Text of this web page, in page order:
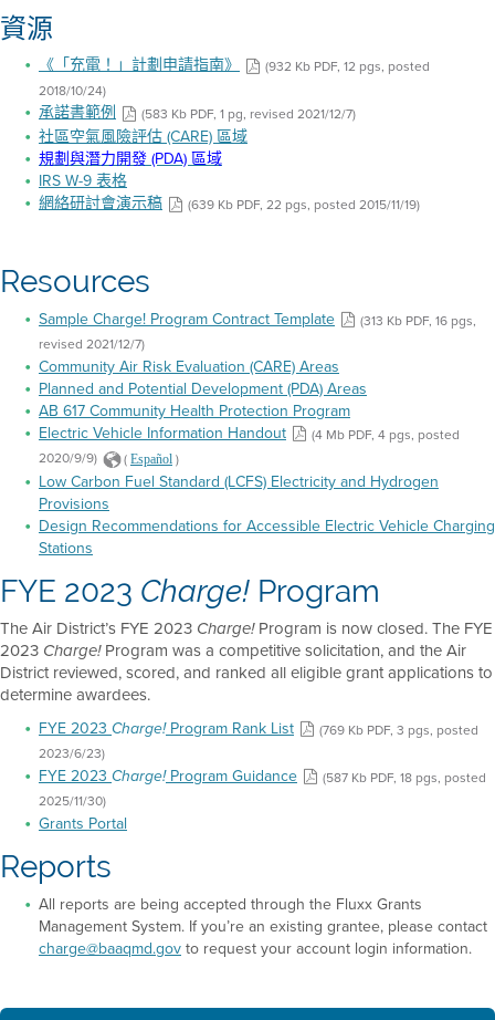
資源
《「充電！」計劃申請指南》
(932 Kb PDF, 12 pgs, posted
2018/10/24)
承諾書範例 (583 Kb PDF, 1 pg, revised 2021/12/7)
社區空氣風險評估 (CARE) 區域
規劃與潛力開發 (PDA) 區域
IRS W-9 表格
網絡研討會演示稿
(639 Kb PDF, 22 pgs, posted 2015/11/19)
Resources
Sample Charge! Program Contract Template
(313 Kb PDF, 16 pgs,
revised 2021/12/7)
Community Air Risk Evaluation (CARE) Areas
Planned and Potential Development (PDA) Areas
AB 617 Community Health Protection Program
Electric Vehicle Information Handout
(4 Mb PDF, 4 pgs, posted
2020/9/9)
( Español )
Low Carbon Fuel Standard (LCFS) Electricity and Hydrogen
Provisions
Design Recommendations for Accessible Electric Vehicle Charging
Stations
FYE 2023 Charge! Program
The Air District’s FYE 2023 Charge!Program is now closed. The FYE
2023 Charge!Program was a competitive solicitation, and the Air
District reviewed, scored, and ranked all eligible grant applications to
determine awardees.
FYE 2023 Charge!Program Rank List
(769 Kb PDF, 3 pgs, posted
2023/6/23)
FYE 2023 Charge!Program Guidance
(587 Kb PDF, 18 pgs, posted
2025/11/30)
Grants Portal
Reports
All reports are being accepted through the Fluxx Grants
Management System. If you’re an existing grantee, please contact
charge@baaqmd.gov to request your account login information.